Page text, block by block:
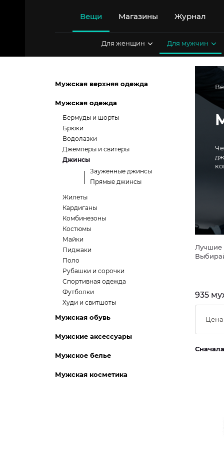
Вещи Магазины Журнал
Для женщин Для мужчин
Лучшие
935
Цена
Мужская верхняя одежда
Мужская одежда
Бермуды и шорты
Брюки
Водолазки
Джемперы и свитеры
Джинсы
Зауженные джинсы
Прямые джинсы
Жилеты
Кардиганы
Комбинезоны
Костюмы
Майки
Пиджаки
Поло
Рубашки и сорочки
Спортивная одежда
Футболки
Худи и свитшоты
Мужская обувь
Мужские аксессуары
Мужское белье
Мужская косметика